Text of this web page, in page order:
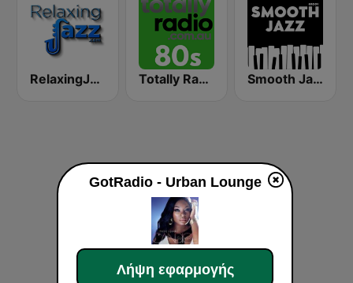
RelaxingJazz.com - Smooth Jazz Totally Radio 80s Smooth Jazz - Groov
GotRadio - Urban Lounge
Λήψη εφαρμογής